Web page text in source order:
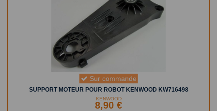
Sur commande
SUPPORT MOTEUR POUR ROBOT KENWOOD KW716498
KENWOOD
8,90 €